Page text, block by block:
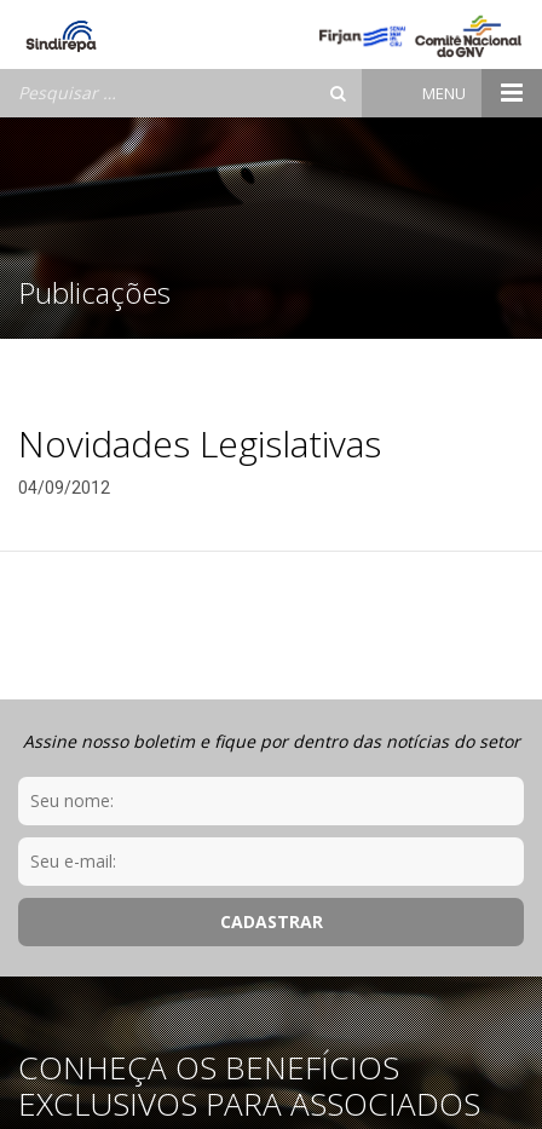
por:
MENU
Publicações
Novidades Legislativas
04/09/2012
Assine nosso boletim e fique por dentro das notícias do setor
CONHEÇA OS BENEFÍCIOS
EXCLUSIVOS PARA ASSOCIADOS